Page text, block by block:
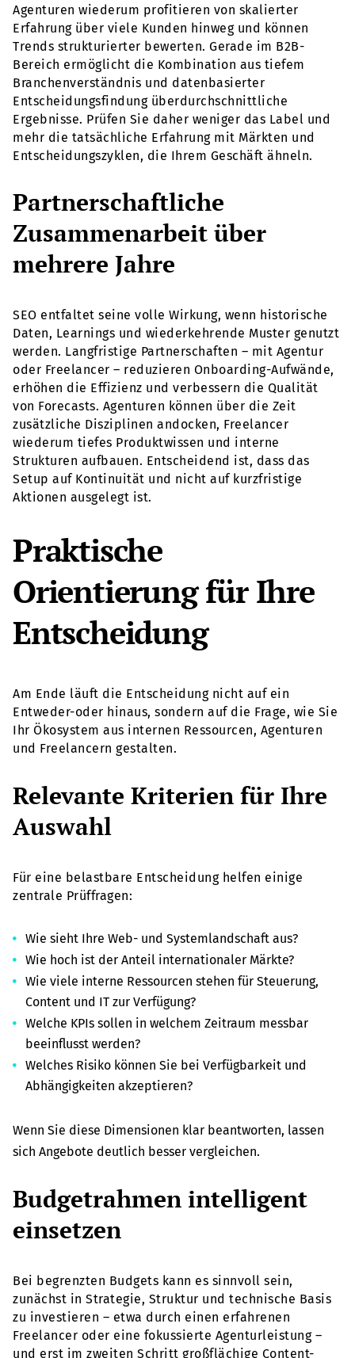
Agenturen wiederum profitieren von skalierter
Erfahrung über viele Kunden hinweg und können
Trends strukturierter bewerten. Gerade im B2B-
Bereich ermöglicht die Kombination aus tiefem
Branchenverständnis und datenbasierter
Entscheidungsfindung überdurchschnittliche
Ergebnisse. Prüfen Sie daher weniger das Label und
mehr die tatsächliche Erfahrung mit Märkten und
Entscheidungszyklen, die Ihrem Geschäft ähneln.
Partnerschaftliche
Zusammenarbeit über
mehrere Jahre
SEO entfaltet seine volle Wirkung, wenn historische
Daten, Learnings und wiederkehrende Muster genutzt
werden. Langfristige Partnerschaften – mit Agentur
oder Freelancer – reduzieren Onboarding-Aufwände,
erhöhen die Effizienz und verbessern die Qualität
von Forecasts. Agenturen können über die Zeit
zusätzliche Disziplinen andocken, Freelancer
wiederum tiefes Produktwissen und interne
Strukturen aufbauen. Entscheidend ist, dass das
Setup auf Kontinuität und nicht auf kurzfristige
Aktionen ausgelegt ist.
Praktische
Orientierung für Ihre
Entscheidung
Am Ende läuft die Entscheidung nicht auf ein
Entweder-oder hinaus, sondern auf die Frage, wie Sie
Ihr Ökosystem aus internen Ressourcen, Agenturen
und Freelancern gestalten.
Relevante Kriterien für Ihre
Auswahl
Für eine belastbare Entscheidung helfen einige
zentrale Prüffragen:
Wie sieht Ihre Web- und Systemlandschaft aus?
Wie hoch ist der Anteil internationaler Märkte?
Wie viele interne Ressourcen stehen für Steuerung,
Content und IT zur Verfügung?
Welche KPIs sollen in welchem Zeitraum messbar
beeinflusst werden?
Welches Risiko können Sie bei Verfügbarkeit und
Abhängigkeiten akzeptieren?
Wenn Sie diese Dimensionen klar beantworten, lassen
sich Angebote deutlich besser vergleichen.
Budgetrahmen intelligent
einsetzen
Bei begrenzten Budgets kann es sinnvoll sein,
zunächst in Strategie, Struktur und technische Basis
zu investieren – etwa durch einen erfahrenen
Freelancer oder eine fokussierte Agenturleistung –
und erst im zweiten Schritt großflächige Content-